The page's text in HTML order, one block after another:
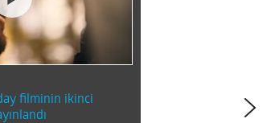
filminin ikinci